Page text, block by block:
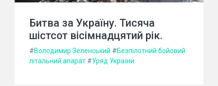
Битва за Україну. Тисяча
шістсот вісімнадцятий рік.
#Володимир Зеленський #Безпілотний бойовий
літальний апарат #Уряд України